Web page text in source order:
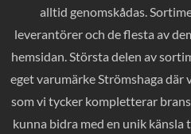
alltid genomskådas.
leverantörer och de flesta av
hemsidan. Största delen av
eget varumärke Strömshaga
som vi tycker kompletterar
kunna bidra med en unik